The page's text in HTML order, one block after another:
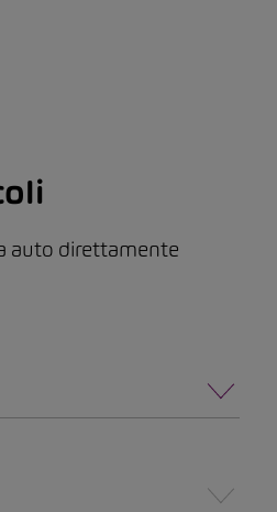
auto direttamente